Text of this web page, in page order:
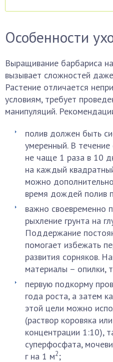
Особенности
Выращивание барбариса
вызывает сложностей
Растение отличается
условиям, требует
манипуляций.
полив должен быть
умеренный. В
не чаще 1 раза в 10
на каждый
можно
время дождей полив
важно своевременно
рыхление грунта на
Поддержание
помогает избежать
развития сорняков.
материалы – опилки,
первую подкорму
года роста, а затем
этой цели можно
(раствор коровяка
концентрации 1:10),
суперфосфата,
г на 1 м2;